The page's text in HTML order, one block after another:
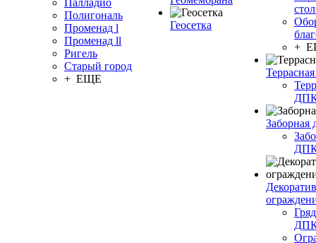
Палладио
Полигональ
Променад l
Променад ll
Ригель
Старый город
+ ЕЩЕ
Геосетка
+
Заборная